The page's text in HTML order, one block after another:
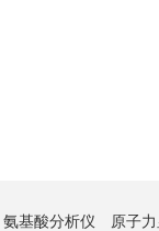
氨基酸分析仪 原子